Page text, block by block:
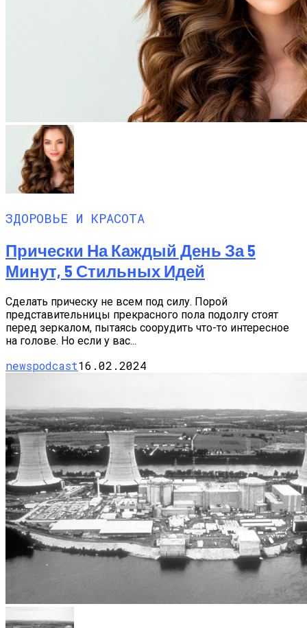
ЗДОРОВЬЕ И КРАСОТА
Прически На Каждый День За 5
Минут, 5 Стильных Идей
Сделать прическу не всем под силу. Порой
представительницы прекрасного пола подолгу стоят
перед зеркалом, пытаясь соорудить что-то интересное
на голове. Но если у вас...
newspodcast16.02.2024